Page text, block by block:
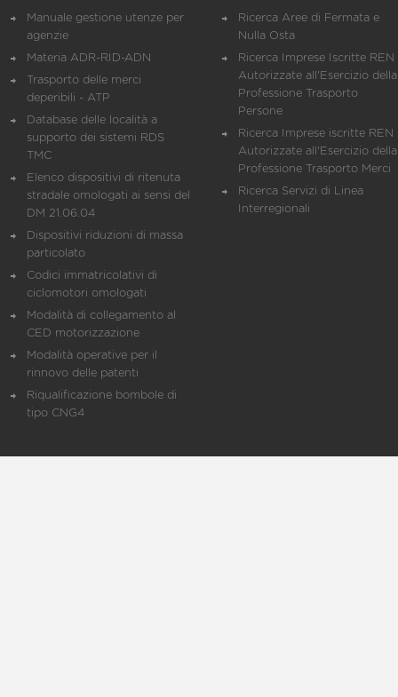
Manuale gestione utenze per
agenzie
Materia ADR-RID-ADN
Trasporto delle merci
deperibili - ATP
Database delle località a
supporto dei sistemi RDS
TMC
Elenco dispositivi di ritenuta
stradale omologati ai sensi del
DM 21.06.04
Dispositivi riduzioni di massa
particolato
Codici immatricolativi di
ciclomotori omologati
Modalità di collegamento al
CED motorizzazione
Modalità operative per il
rinnovo delle patenti
Riqualificazione bombole di
tipo CNG4
Ricerca Aree di Fermata e
Nulla Osta
Ricerca Imprese Iscritte REN
Autorizzate all'Esercizio della
Professione Trasporto
Persone
Ricerca Imprese iscritte REN
Autorizzate all'Esercizio della
Professione Trasporto Merci
Ricerca Servizi di Linea
Interregionali